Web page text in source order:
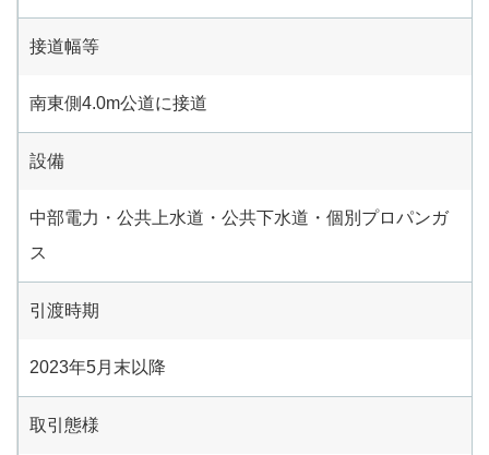
接道幅等
南東側4.0m公道に接道
設備
中部電力・公共上水道・公共下水道・個別プロパンガ
ス
引渡時期
2023年5月末以降
取引態様